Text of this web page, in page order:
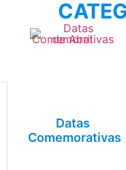
Datas
Comemorativas